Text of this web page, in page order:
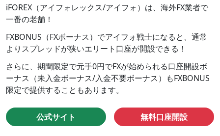
評
価
が
あ
ま
せ
ん。
iFOREX
(ア
イ
フ
ォ
レ
ッ
ク
ス)
iFOREX（アイフォレックス/アイフォ）は、海外FX業者で
一番の老舗！
FXBONUS（FXボーナス）でアイフォ戦士になると、通常
よりスプレッドが狭いエリート口座が開設できる！
さらに、期間限定で元手0円でFXが始められる口座開設ボ
ーナス（未入金ボーナス/入金不要ボーナス）もFXBONUS
限定で提供することもあります。
公式サイト 無料口座開設